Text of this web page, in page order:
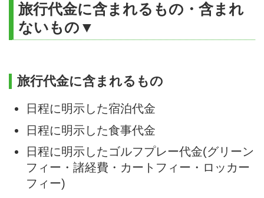
旅行代金に含まれるもの・含まれ
ないもの▼
旅行代金に含まれるもの
日程に明示した宿泊代金
日程に明示した食事代金
日程に明示したゴルフプレー代金(グリーン
フィー・諸経費・カートフィー・ロッカー
フィー)